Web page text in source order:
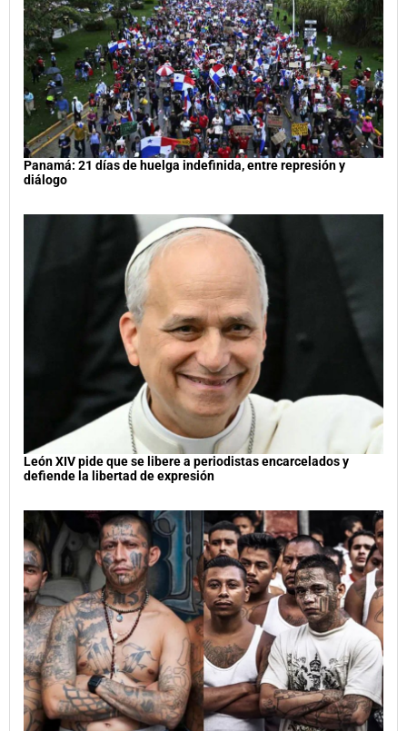
Panamá: 21 días de huelga indefinida, entre represión y
diálogo
León XIV pide que se libere a periodistas encarcelados y
defiende la libertad de expresión